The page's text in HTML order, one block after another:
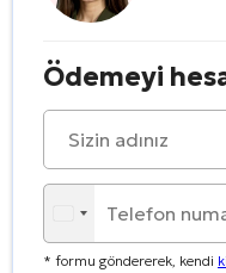
Ödemeyi
* formu göndererek, kendi